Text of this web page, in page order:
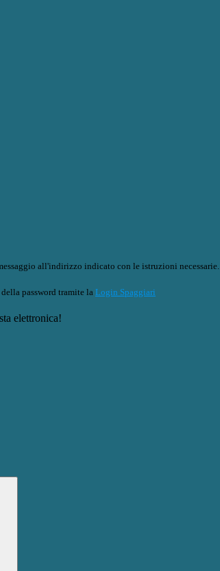
all'indirizzo indicato con le istruzioni necessarie.
password tramite la Login Spaggiari
elettronica!